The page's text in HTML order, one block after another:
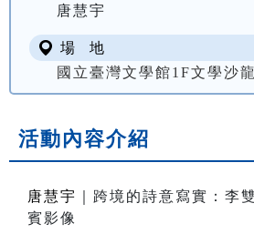
唐慧宇
場 地
國立臺灣文學館1F文學沙龍
活動內容介紹
唐慧宇
｜跨境的詩意寫實：李
賓影像